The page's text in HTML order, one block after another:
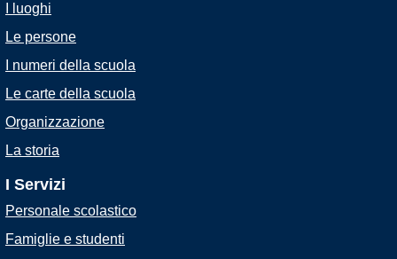
I luoghi
Le persone
I numeri della scuola
Le carte della scuola
Organizzazione
La storia
I Servizi
Personale scolastico
Famiglie e studenti